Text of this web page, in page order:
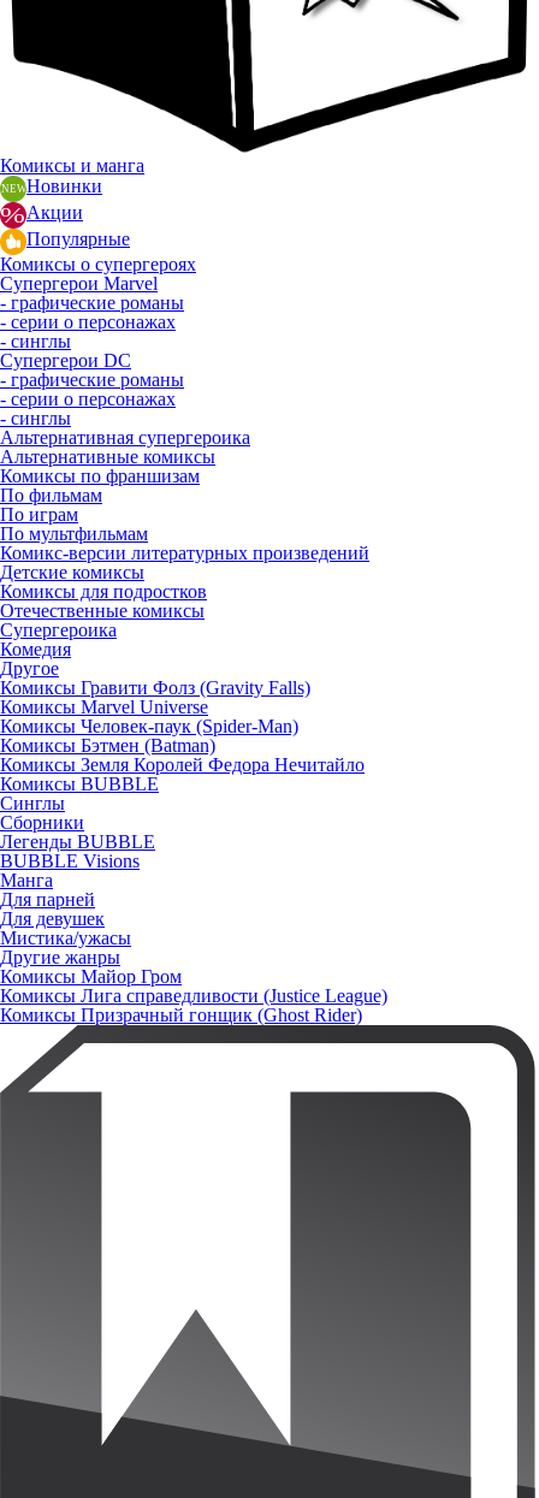
Комиксы и манга
Новинки
Акции
Популярные
Комиксы о супергероях
Супергерои Marvel
- графические романы
- серии о персонажах
- синглы
Супергерои DC
- графические романы
- серии о персонажах
- синглы
Альтернативная супергероика
Альтернативные комиксы
Комиксы по франшизам
По фильмам
По играм
По мультфильмам
Комикс-версии литературных произведений
Детские комиксы
Комиксы для подростков
Отечественные комиксы
Супергероика
Комедия
Другое
Комиксы Гравити Фолз (Gravity Falls)
Комиксы Marvel Universe
Комиксы Человек-паук (Spider-Man)
Комиксы Бэтмен (Batman)
Комиксы Земля Королей Федора Нечитайло
Комиксы BUBBLE
Синглы
Сборники
Легенды BUBBLE
BUBBLE Visions
Манга
Для парней
Для девушек
Мистика/ужасы
Другие жанры
Комиксы Майор Гром
Комиксы Лига справедливости (Justice League)
Комиксы Призрачный гонщик (Ghost Rider)